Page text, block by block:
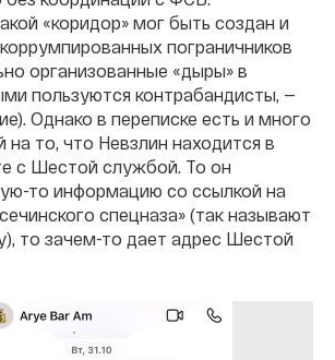
«коридор» мог быть создан и
пограничников
организованные «дыры» в
пользуются контрабандисты, —
Однако в переписке есть и много
на то, что Невзлин находится в
с Шестой службой. То он
то информацию со ссылкой на
спецназа» (так называют
то зачем-то дает адрес Шестой